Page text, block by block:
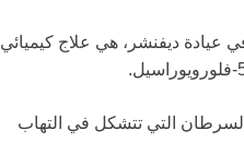
عيادة ديفنشر، هي علاج كيميائي
التي تتشكل في التهاب